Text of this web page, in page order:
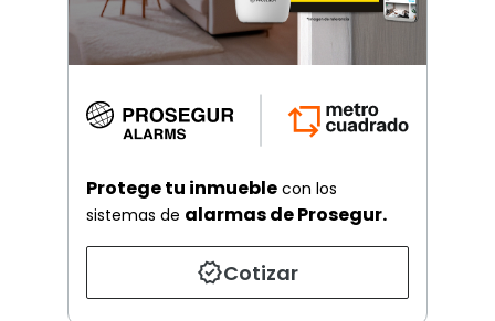
Protege tu inmueble con los
sistemas de alarmas de Prosegur.
Cotizar